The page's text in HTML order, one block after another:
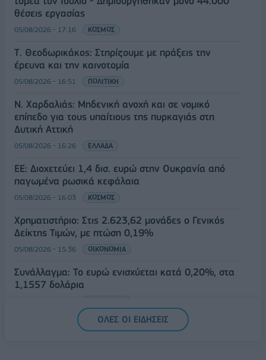
θέσεις εργασίας
05/08/2026 - 17:16 ΚΟΣΜΟΣ
Τ. Θεοδωρικάκος: Στηρίζουμε με πράξεις την
έρευνα και την καινοτομία
05/08/2026 - 16:51 ΠΟΛΙΤΙΚΗ
Ν. Χαρδαλιάς: Μηδενική ανοχή και σε νομικό
επίπεδο για τους υπαίτιους της πυρκαγιάς στη
Δυτική Αττική
05/08/2026 - 16:26 ΕΛΛΑΔΑ
ΕΕ: Διοχετεύει 1,4 δισ. ευρώ στην Ουκρανία από
παγωμένα ρωσικά κεφάλαια
05/08/2026 - 16:03 ΚΟΣΜΟΣ
Χρηματιστήριο: Στις 2.623,62 μονάδες ο Γενικός
Δείκτης Τιμών, με πτώση 0,19%
05/08/2026 - 15:36 ΟΙΚΟΝΟΜΙΑ
Συνάλλαγμα: Το ευρώ ενισχύεται κατά 0,20%, στα
1,1557 δολάρια
ΟΛΕΣ ΟΙ ΕΙΔΗΣΕΙΣ